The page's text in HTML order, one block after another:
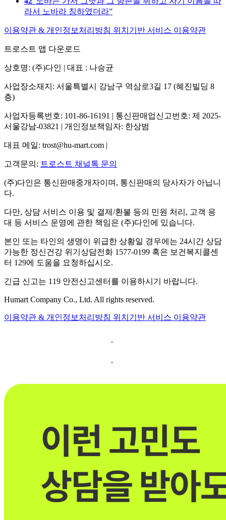
라서 노바라 칭하였더라
이용약관 & 개인정보처리방침 위치기반 서비스 이용약관
트로스트 앱 다운로드
상호명: (주)다인 | 대표 : 나승균
사업장소재지: 서울특별시 강남구 역삼로3길 17 (혜진빌딩 8
층)
사업자등록번호: 101-86-16191 | 통신판매업신고번호: 제 2025-
서울강남-03821 | 개인정보책임자: 한상범
대표 메일: trost@hu-mart.com |
고객문의: 트로스트 채널톡 문의
(주)다인은 통신판매중개자이며, 통신판매의 당사자가 아닙니
다.
다만, 상담 서비스 이용 및 결제/환불 등의 민원 처리, 고객 응
대 등 서비스 운영에 관한 책임은 (주)다인에 있습니다.
본인 또는 타인의 생명이 위급한 상황일 경우에는 24시간 상담
가능한 정신건강 위기상담전화 1577-0199 혹은 보건복지콜센
터 129에 도움을 요청하십시오.
긴급 신고는 119 안전신고센터를 이용하시기 바랍니다.
Humart Company Co., Ltd. All rights reserved.
이용약관 & 개인정보처리방침 위치기반 서비스 이용약관